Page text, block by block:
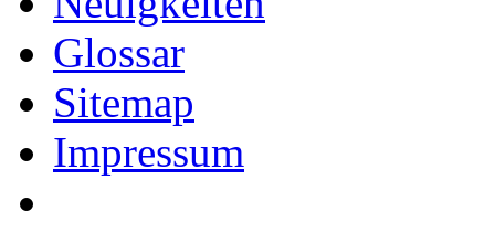
Glossar
Sitemap
Impressum